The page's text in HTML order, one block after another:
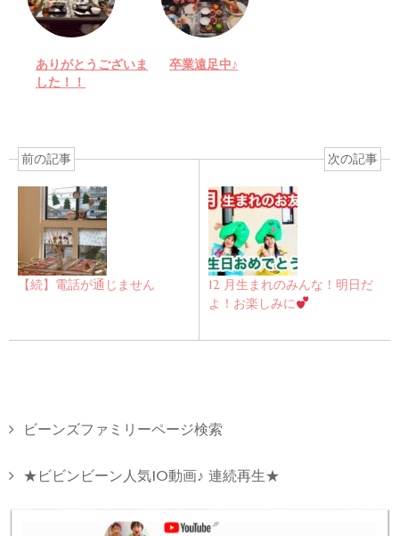
ありがとうございま
した！！
卒業遠足中♪
前の記事
【続】電話が通じません
次の記事
12 月生まれのみんな！明日だ
よ！お楽しみに
ビーンズファミリーページ検索
★ビビンビーン人気10動画♪ 連続再生★